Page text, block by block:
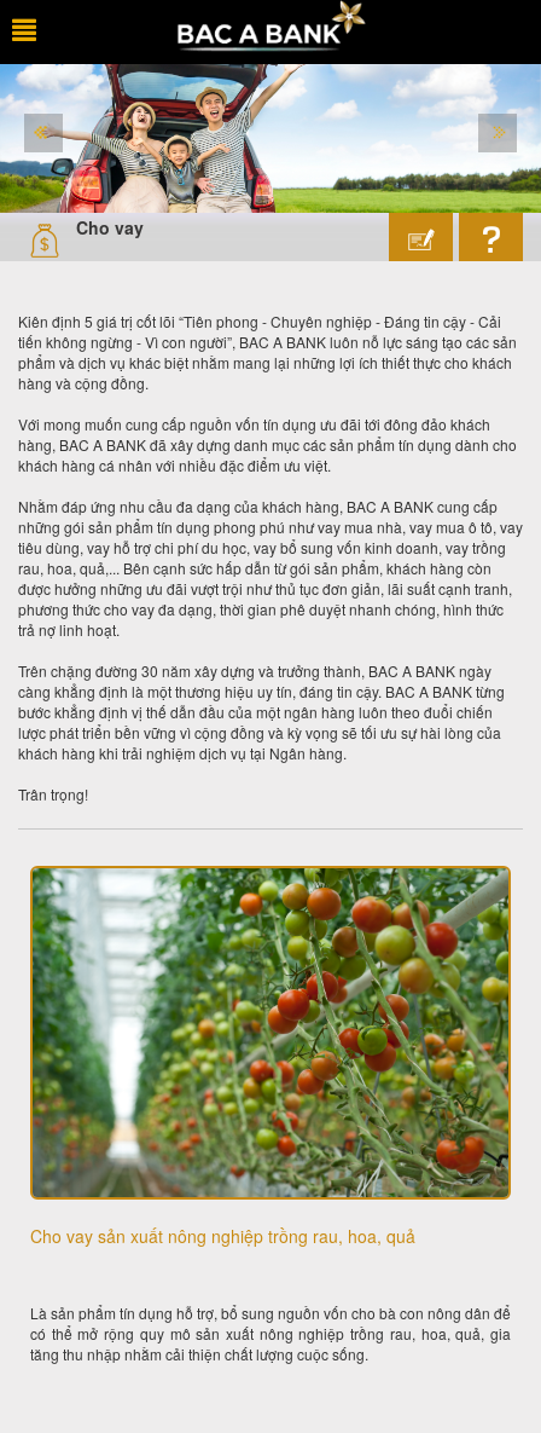
Cho vay
Kiên định 5 giá trị cốt lõi “Tiên phong - Chuyên nghiệp - Đáng tin cậy - Cải
tiến không ngừng - Vì con người”, BAC A BANK luôn nỗ lực sáng tạo các sản
phẩm và dịch vụ khác biệt nhằm mang lại những lợi ích thiết thực cho khách
hàng và cộng đồng.
Với mong muốn cung cấp nguồn vốn tín dụng ưu đãi tới đông đảo khách
hàng, BAC A BANK đã xây dựng danh mục các sản phẩm tín dụng dành cho
khách hàng cá nhân với nhiều đặc điểm ưu việt.
Nhằm đáp ứng nhu cầu đa dạng của khách hàng, BAC A BANK cung cấp
những gói sản phẩm tín dụng phong phú như vay mua nhà, vay mua ô tô, vay
tiêu dùng, vay hỗ trợ chi phí du học, vay bổ sung vốn kinh doanh, vay trồng
rau, hoa, quả,... Bên cạnh sức hấp dẫn từ gói sản phẩm, khách hàng còn
được hưởng những ưu đãi vượt trội như thủ tục đơn giản, lãi suất cạnh tranh,
phương thức cho vay đa dạng, thời gian phê duyệt nhanh chóng, hình thức
trả nợ linh hoạt.
Trên chặng đường 30 năm xây dựng và trưởng thành, BAC A BANK ngày
càng khẳng định là một thương hiệu uy tín, đáng tin cậy. BAC A BANK từng
bước khẳng định vị thế dẫn đầu của một ngân hàng luôn theo đuổi chiến
lược phát triển bền vững vì cộng đồng và kỳ vọng sẽ tối ưu sự hài lòng của
khách hàng khi trải nghiệm dịch vụ tại Ngân hàng.
Trân trọng!
Cho vay sản xuất nông nghiệp trồng rau, hoa, quả
Là sản phẩm tín dụng hỗ trợ, bổ sung nguồn vốn cho bà con nông dân để
có thể mở rộng quy mô sản xuất nông nghiệp trồng rau, hoa, quả, gia
tăng thu nhập nhằm cải thiện chất lượng cuộc sống.